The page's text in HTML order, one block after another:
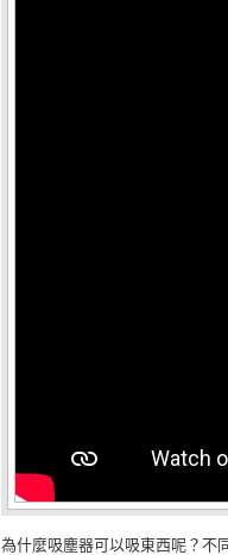
為什麼吸塵器可以吸東西呢？不